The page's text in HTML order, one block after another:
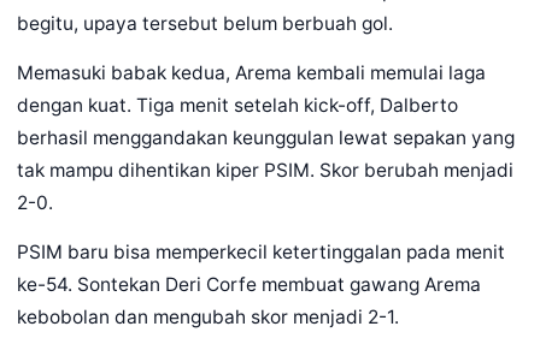
begitu, upaya tersebut belum berbuah gol.
Memasuki babak kedua, Arema kembali memulai laga
dengan kuat. Tiga menit setelah kick-off, Dalberto
berhasil menggandakan keunggulan lewat sepakan yang
tak mampu dihentikan kiper PSIM. Skor berubah menjadi
2-0.
PSIM baru bisa memperkecil ketertinggalan pada menit
ke-54. Sontekan Deri Corfe membuat gawang Arema
kebobolan dan mengubah skor menjadi 2-1.